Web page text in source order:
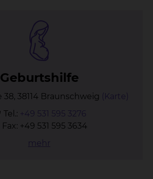
Ge­burts­hil­fe
38, 38114 Braunschweig (Karte)
Tel.: +49 531 595 3276
Fax: +49 531 595 3634
mehr